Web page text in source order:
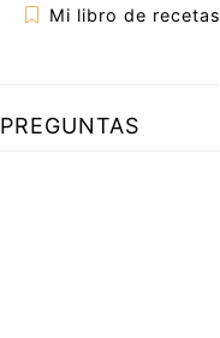
Mi libro de recetas
PREGUNTAS